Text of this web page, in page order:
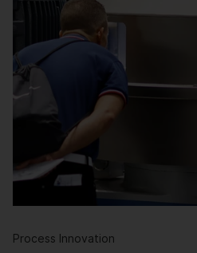
Process Innovation